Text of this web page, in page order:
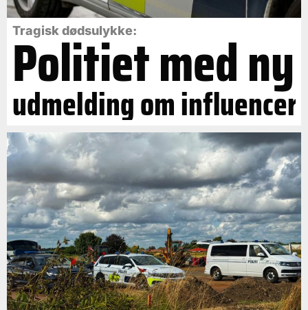
Tragisk dødsulykke:
Politiet med ny
udmelding om influencer